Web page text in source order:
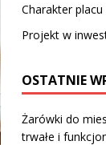
Charakter
Projekt w
OSTATNIE
Żarówki do
trwałe i